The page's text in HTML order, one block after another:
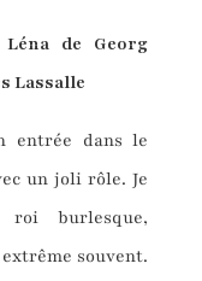
de Georg
Lassalle
entrée dans le
un joli rôle. Je
burlesque,
souvent.